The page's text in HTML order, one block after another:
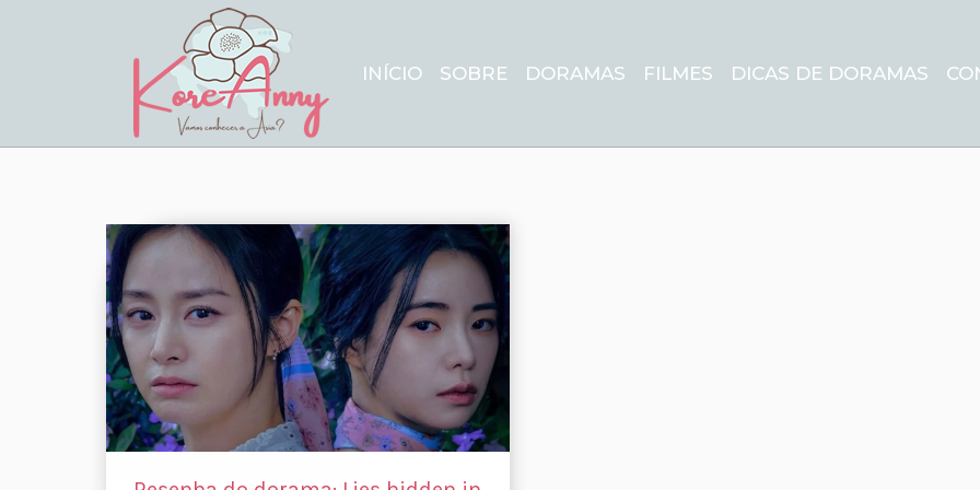
INÍCIO SOBRE DORAMAS FILMES DICAS DE DORAMAS